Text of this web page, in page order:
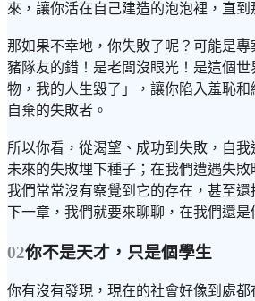
來，讓你活在自己建造的泡泡裡，直到
那如果不幸地，你失敗了呢？可能是
豬隊友的錯！是老闆沒眼光！是這個
物，我的人生毀了」，讓你陷入羞恥
自棄的失敗者。
所以你看，從渴望、成功到失敗，自
未來的失敗埋下種子；在我們遭遇失
我們常常沒有察覺到它的存在，甚至
下一章，我們就要來聊聊，在我們還
02你不是天才，只是個學生
你有沒有發現，現在的社會好像到處